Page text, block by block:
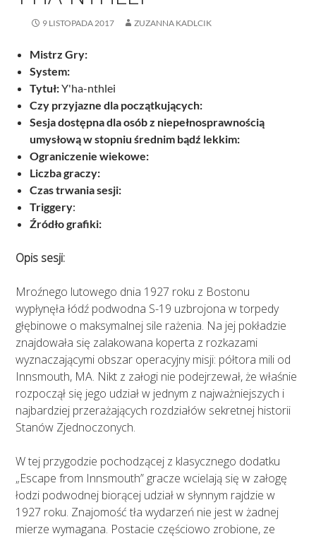
9 LISTOPADA 2017 ZUZANNA KADLCIK
Mistrz Gry:
System:
Tytuł:Y'ha-nthlei
Czy przyjazne dla początkujących:
Sesja dostępna dla osób z niepełnosprawnością
umysłową w stopniu średnim bądź lekkim:
Ograniczenie wiekowe:
Liczba graczy:
Czas trwania sesji:
Triggery:
Źródło grafiki:
Opis sesji:
Mroźnego lutowego dnia 1927 roku z Bostonu
wypłynęła łódź podwodna S-19 uzbrojona w torpedy
głębinowe o maksymalnej sile rażenia. Na jej pokładzie
znajdowała się zalakowana koperta z rozkazami
wyznaczającymi obszar operacyjny misji: półtora mili od
Innsmouth, MA. Nikt z załogi nie podejrzewał, że właśnie
rozpoczął się jego udział w jednym z najważniejszych i
najbardziej przerażających rozdziałów sekretnej historii
Stanów Zjednoczonych.
W tej przygodzie pochodzącej z klasycznego dodatku
„Escape from Innsmouth” gracze wcielają się w załogę
łodzi podwodnej biorącej udział w słynnym rajdzie w
1927 roku. Znajomość tła wydarzeń nie jest w żadnej
mierze wymagana. Postacie częściowo zrobione, ze